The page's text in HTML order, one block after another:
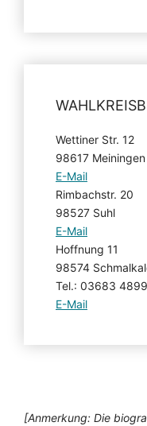
Wettiner Str. 12
98617 Meiningen
E-Mail
Rimbachstr. 20
98527 Suhl
E-Mail
Hoffnung 11
98574
Tel.: 03683
E-Mail
[Anmerkung: Die